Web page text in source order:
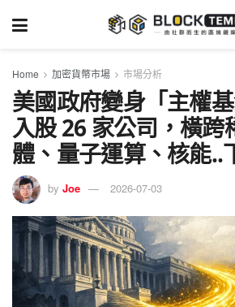
Home 加密貨幣市場 市場分析
美國政府變身「主權
入股 26 家公司，橫跨
體、量子運算、核能..
by Joe 2026-07-03